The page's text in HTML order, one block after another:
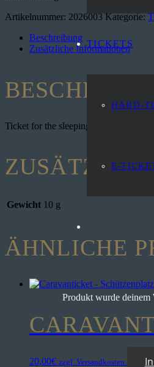
TICKETS
HARD-
E-
Produkt wurde deinem
Artikelnummer: 2026003 Kategorie:
Beschreibung
Zusätzliche Informationen
Ticket for the sleepinghall
Gewicht 10 g
ÄHNLICHE
20,00€ zzgl. Versandkosten